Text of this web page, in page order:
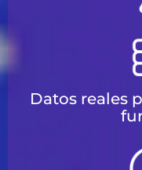
Datos reales